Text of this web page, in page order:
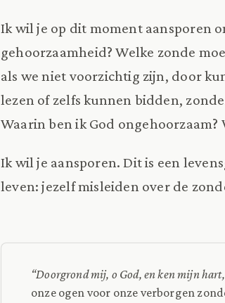
Ik wil je op dit moment aansporen
gehoorzaamheid? Welke zonde
als we niet voorzichtig zijn, door
lezen of zelfs kunnen bidden,
Waarin ben ik God
Ik wil je aansporen. Dit is een
leven: jezelf misleiden over de
“Doorgrond mij, o God, en ken mijn
onze ogen voor onze verborgen